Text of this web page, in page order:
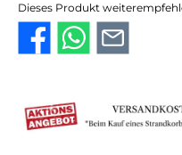
Dieses Produkt